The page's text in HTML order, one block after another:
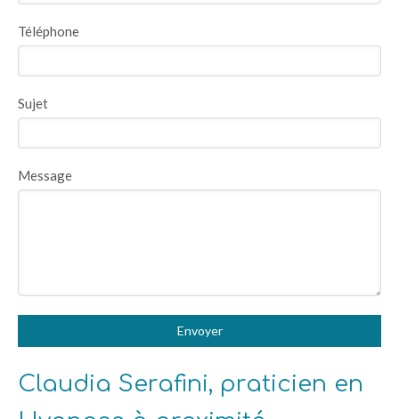
Téléphone
Sujet
Message
Envoyer
Claudia Serafini, praticien en